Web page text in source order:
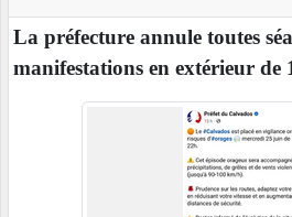
La préfecture annule toutes
manifestations en extérieur de